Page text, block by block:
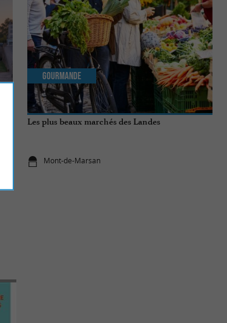
Les plus beaux marchés des Landes
Mont-de-Marsan
Gourmande